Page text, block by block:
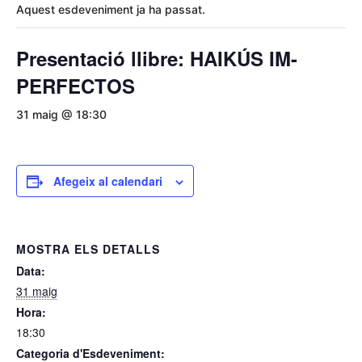
Aquest esdeveniment ja ha passat.
Presentació llibre: HAIKÚS IM-
PERFECTOS
31 maig @ 18:30
Afegeix al calendari
MOSTRA ELS DETALLS
Data:
31 maig
Hora:
18:30
Categoria d'Esdeveniment: